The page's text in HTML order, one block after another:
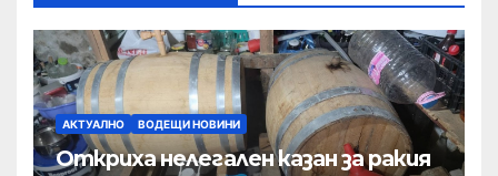
АКТУАЛНО ВОДЕЩИ НОВИНИ
Откриха нелегален казан за ракия